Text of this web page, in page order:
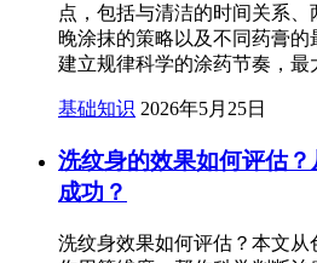
点，包括与清洁的时间关系
晚涂抹的策略以及不同药膏
建立规律科学的涂药节奏，最
基础知识 2026年5月25日
洗纹身的效果如何评估
成功？
洗纹身效果如何评估？本文从